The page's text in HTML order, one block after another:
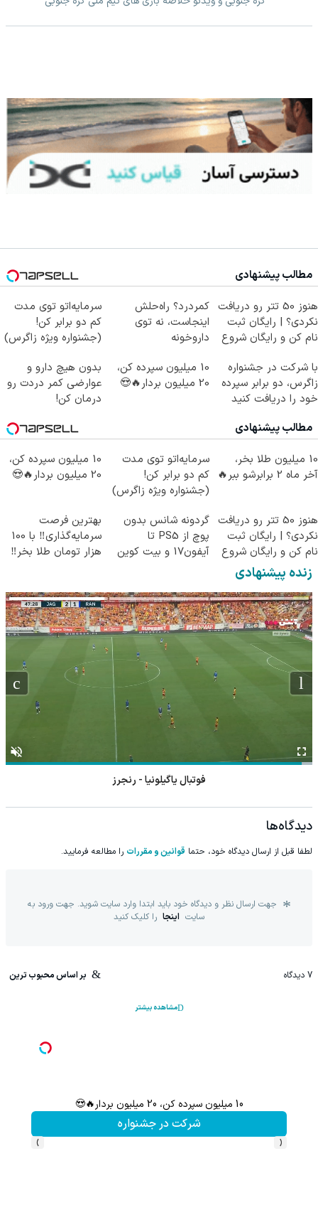
مطالب پیشنهادی
هنوز 50 تتر رو دریافت
نکردی؟ | رایگان ثبت
نام کن و رایگان شروع
کمردرد؟ راه‌حلش
اینجاست، نه توی
داروخونه
سرمایه‌اتو توی مدت
کم دو برابر کن!
(جشنواره ویژه زاگرس)
با شرکت در جشنواره
زاگرس، دو برابر سپرده
خود را دریافت کنید
10 میلیون سپرده کن،
20 میلیون بردار🔥😍
بدون هیچ دارو و
عوارضی کمر دردت رو
درمان کن!
مطالب پیشنهادی
10 میلیون طلا بخر،
آخر ماه 2 برابرشو ببر🔥
سرمایه‌اتو توی مدت
کم دو برابر کن!
(جشنواره ویژه زاگرس)
10 میلیون سپرده کن،
20 میلیون بردار🔥😍
هنوز 50 تتر رو دریافت
نکردی؟ | رایگان ثبت
نام کن و رایگان شروع
کن!
گردونه شانس بدون
پوچ از PS5 تا
آیفون17 و بیت کوین
بهترین فرصت
سرمایه‌گذاری‼️ با 100
هزار تومان طلا بخر‼️
زنده پیشنهادی
فوتبال هرادتس کرالووه - بشیکتاش
دیدگاه‌ها
لطفا قبل از ارسال دیدگاه خود، حتما قوانین و مقررات را مطالعه فرمایید.
جهت ارسال نظر و دیدگاه خود باید ابتدا وارد سایت شوید. جهت ورود به
سایت اینجا را کلیک کنید
7 دیدگاه بر اساس محبوب ترین
مشاهده بیشتر
10 میلیون سپرده کن، 20 میلیون بردار🔥😍
شرکت در جشنواره
‹
›